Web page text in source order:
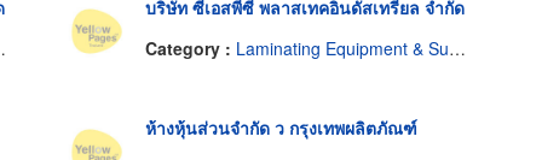
บริษัท ซีเอสพีซี พลาสเทคอินดัสเทรียล จำกัด
Category : Laminating Equipment & Supplies
ห้างหุ้นส่วนจำกัด ว กรุงเทพผลิตภัณฑ์